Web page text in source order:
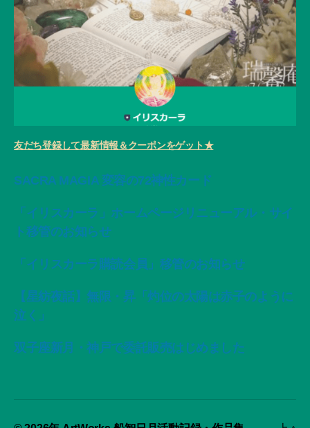
友だち登録して最新情報＆クーポンをゲット★
SACRA MAGIA 変容の72神性カード
「イリスカーラ」ホームページリニューアル・サイ
ト移管のお知らせ
「イリスカーラ購読会員」移管のお知らせ
【星紡夜話】無限・昇「灼位の太陽は赤子のように
泣く」
双子座新月・神戸で委託販売はじめました